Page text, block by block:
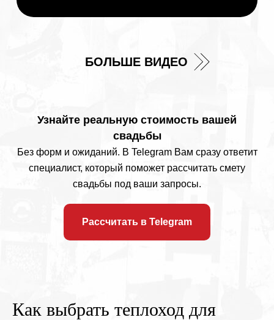
Узнайте реальную стоимость вашей
свадьбы
Без форм и ожиданий. В Telegram Вам сразу ответит
специалист, который поможет рассчитать смету
свадьбы под ваши запросы.
Рассчитать в Telegram
Как выбрать теплоход для